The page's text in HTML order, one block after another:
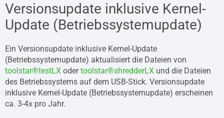
Versionsupdate inklusive Kernel-
Update (Betriebssystemupdate)
Ein Versionsupdate inklusive Kernel-Update
(Betriebssystemupdate) aktualisiert die Dateien von
toolstar®testLX odertoolstar®shredderLX und die Dateien
des Betriebssystems auf dem USB-Stick. Versionsupdate
inklusive Kernel-Update (Betriebssystemupdate) erscheinen
ca. 3-4x pro Jahr.